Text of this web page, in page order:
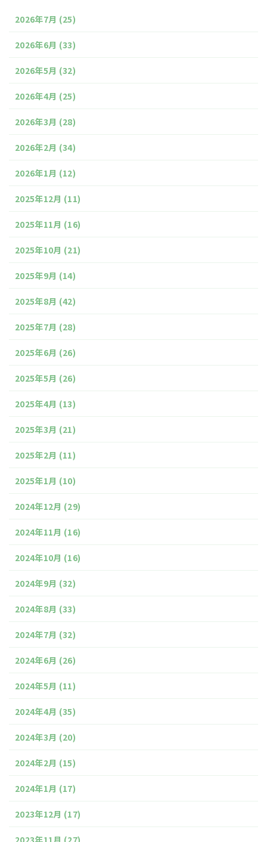
2026年7月 (25)
2026年6月 (33)
2026年5月 (32)
2026年4月 (25)
2026年3月 (28)
2026年2月 (34)
2026年1月 (12)
2025年12月 (11)
2025年11月 (16)
2025年10月 (21)
2025年9月 (14)
2025年8月 (42)
2025年7月 (28)
2025年6月 (26)
2025年5月 (26)
2025年4月 (13)
2025年3月 (21)
2025年2月 (11)
2025年1月 (10)
2024年12月 (29)
2024年11月 (16)
2024年10月 (16)
2024年9月 (32)
2024年8月 (33)
2024年7月 (32)
2024年6月 (26)
2024年5月 (11)
2024年4月 (35)
2024年3月 (20)
2024年2月 (15)
2024年1月 (17)
2023年12月 (17)
2023年11月 (27)